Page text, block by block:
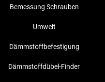
Bemessung Schrauben
Umwelt
Dämmstoffbefestigung
Dämmstoffdübel-Finder